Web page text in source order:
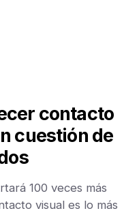
contacto
cuestión de
100 veces más
visual es lo más